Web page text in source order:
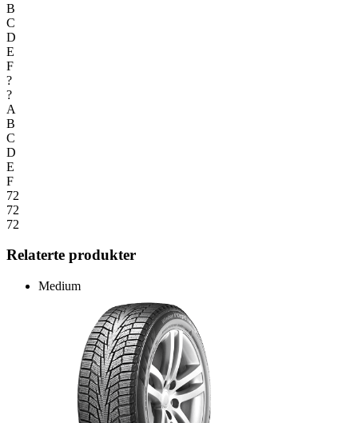
B
C
D
E
F
?
?
A
B
C
D
E
F
72
72
72
Relaterte produkter
Medium